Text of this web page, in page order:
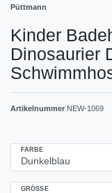
Püttmann
Kinder
Dinosaurier
Artikelnummer NEW-1069
FARBE
GRÖSSE